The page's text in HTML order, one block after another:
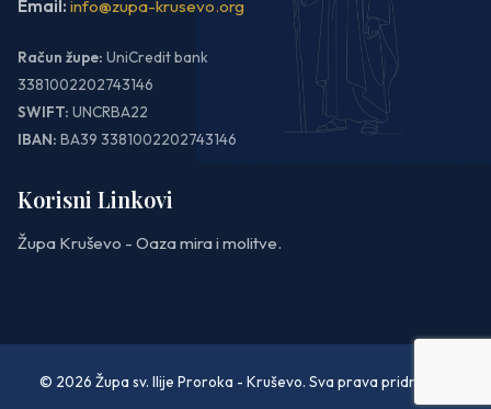
Email: info@zupa-krusevo.org
Račun župe: UniCredit bank
3381002202743146
SWIFT: UNCRBA22
IBAN: BA39 3381002202743146
Korisni Linkovi
Župa Kruševo - Oaza mira i molitve.
© 2026 Župa sv. Ilije Proroka - Kruševo. Sva prava pridržana.